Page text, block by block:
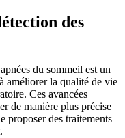
des
du sommeil est un
améliorer la qualité de vie
Ces avancées
de manière plus précise
proposer des traitements